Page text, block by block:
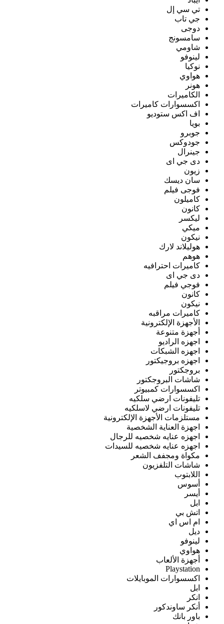
تي سي إل
جي تاب
دوجى
سامسونج
شاومي
لينوفو
نوكيا
هواوي
هونر
الكاميرات
اكسسوارات كاميرات
اف اكس ستوديو
بويا
جوبرو
جودوكس
جينرال
دى جي اى
زيون
سان ديسك
فوجى فيلم
كاميلون
كانون
ليكسر
ميكي
نيكون
هوليلاند لارك
هوهم
كاميرات احترافيه
دى جي اى
فوجي فيلم
كانون
نيكون
كاميرات مراقبه
الأجهزة الإلكترونية
أجهزة متنوعة
اجهزه الراديو
اجهزه الشبكات
اجهزه بروجيكتور
بروجكتور
شاشات البروجكتور
اكسسوارات كمبيوتر
تليفونات ارضي سلكيه
تليفونات ارضي لاسلكيه
مستلزمات الأجهزة الإلكترونية
اجهزة العناية الشخصية
اجهزه عنايه شخصيه للرجال
اجهزه عنايه شخصيه للسيدات
مكواة ومجفف الشعر
شاشات التلفزيون
اللابتوب
أسوس
أيسر
ابل
اتش بي
ام اس اي
ديل
لينوفو
هواوي
أجهزة الألعاب
Playstation
اكسسوارات الموبايلات
ابل
انكر
أنكر ساوندكور
باور بانك